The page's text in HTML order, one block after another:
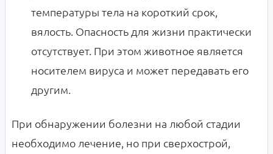
температуры тела на короткий срок,
вялость. Опасность для жизни практически
отсутствует. При этом животное является
носителем вируса и может передавать его
другим.
При обнаружении болезни на любой стадии
необходимо лечение, но при сверхострой,